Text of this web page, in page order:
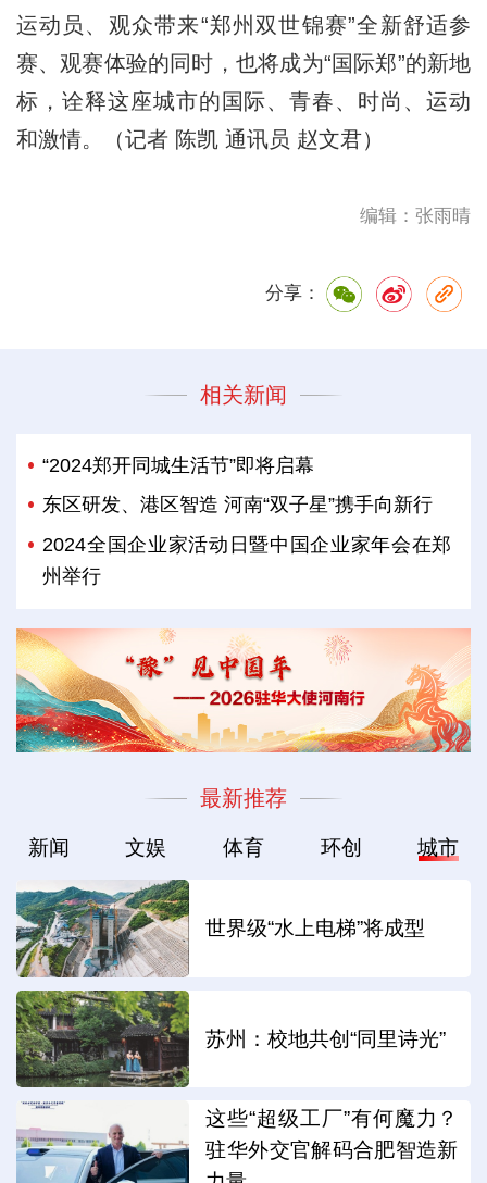
运动员、观众带来“郑州双世锦赛”全新舒适参
赛、观赛体验的同时，也将成为“国际郑”的新地
标，诠释这座城市的国际、青春、时尚、运动
和激情。（记者 陈凯 通讯员 赵文君）
编辑：张雨晴
分享：
相关新闻
“2024郑开同城生活节”即将启幕
东区研发、港区智造 河南“双子星”携手向新行
2024全国企业家活动日暨中国企业家年会在郑
州举行
最新推荐
新闻 文娱 体育 环创 城市
世界级“水上电梯”将成型
苏州：校地共创“同里诗光”
这些“超级工厂”有何魔力？
驻华外交官解码合肥智造新